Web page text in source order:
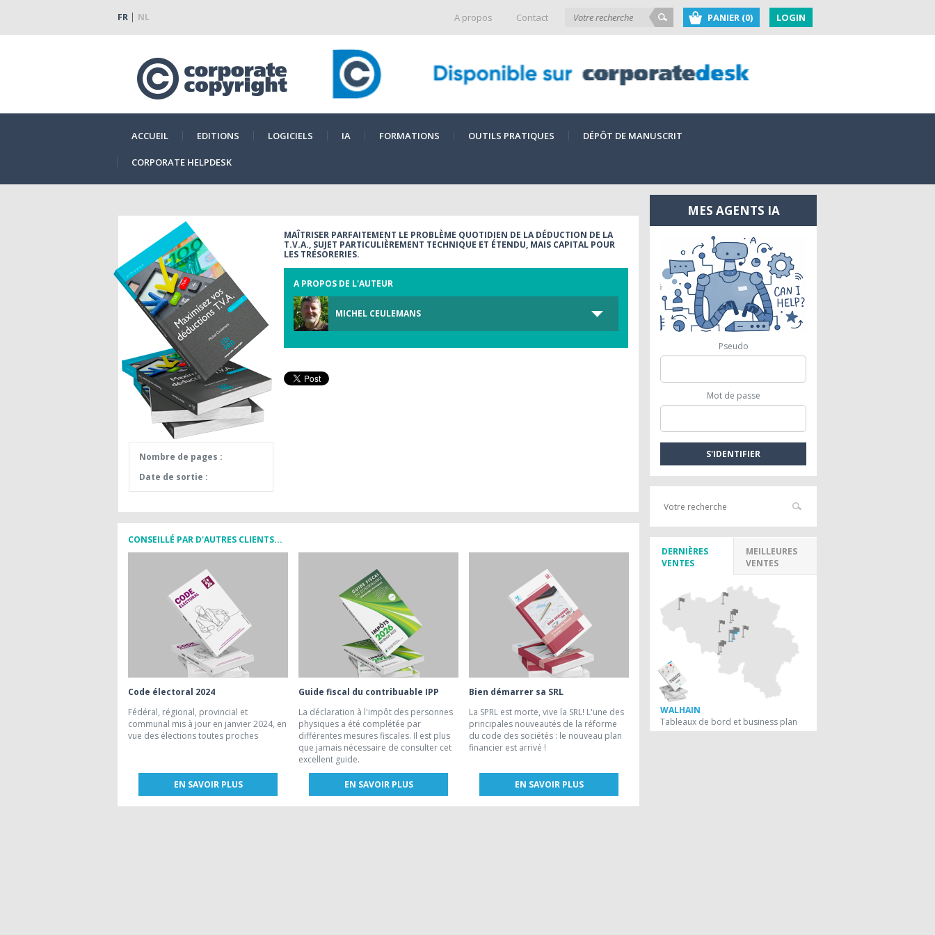
FR NL A propos Contact PANIER (0) LOGIN
ACCUEIL EDITIONS LOGICIELS IA FORMATIONS OUTILS PRATIQUES DÉPÔT DE MANUSCRIT
CORPORATE HELPDESK
MAÎTRISER PARFAITEMENT LE PROBLÈME QUOTIDIEN DE LA DÉDUCTION DE LA
T.V.A., SUJET PARTICULIÈREMENT TECHNIQUE ET ÉTENDU, MAIS CAPITAL POUR
LES TRÉSORERIES.
A PROPOS DE L'AUTEUR
MICHEL CEULEMANS
Nombre de pages :
Date de sortie :
CONSEILLÉ PAR D'AUTRES CLIENTS...
Code électoral 2024
Fédéral, régional, provincial et
communal mis à jour en janvier 2024, en
vue des élections toutes proches
EN SAVOIR PLUS
Guide fiscal du contribuable IPP
La déclaration à l'impôt des personnes
physiques a été complétée par
différentes mesures fiscales. Il est plus
que jamais nécessaire de consulter cet
excellent guide.
EN SAVOIR PLUS
Bien démarrer sa SRL
La SPRL est morte, vive la SRL! L'une des
principales nouveautés de la réforme
du code des sociétés : le nouveau plan
financier est arrivé !
EN SAVOIR PLUS
MES AGENTS IA
Pseudo
Mot de passe
DERNIÈRES
VENTES
MEILLEURES
VENTES
WALHAIN
Tableaux de bord et business plan